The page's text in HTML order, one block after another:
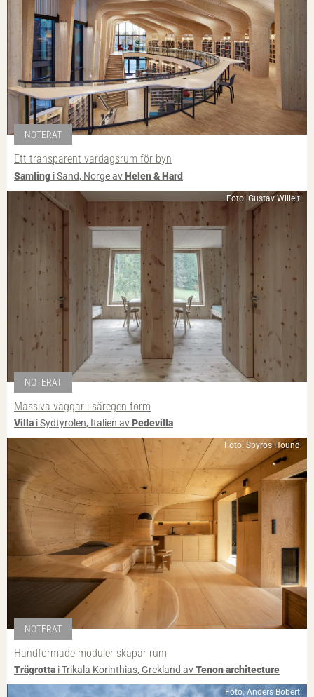
NOTERAT
Ett transparent vardagsrum för byn
Samling i Sand, Norge avHelen & Hard
Foto: Gustav Willeit
NOTERAT
Massiva väggar i säregen form
Villa i Sydtyrolen, Italien avPedevilla
Foto: Spyros Hound
NOTERAT
Handformade moduler skapar rum
Trägrotta i Trikala Korinthias, Grekland avTenon architecture
Foto: Anders Bobert